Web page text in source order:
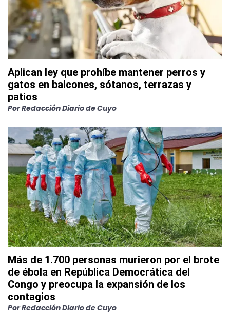
Aplican ley que prohíbe mantener perros y
gatos en balcones, sótanos, terrazas y
patios
PorRedacción Diario de Cuyo
Más de 1.700 personas murieron por el brote
de ébola en República Democrática del
Congo y preocupa la expansión de los
contagios
PorRedacción Diario de Cuyo